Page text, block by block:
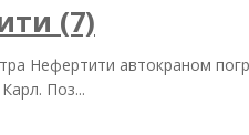
(7)
Нефертити автокраном
Поз...